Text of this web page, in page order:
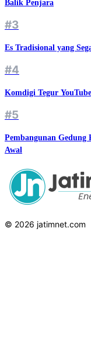
Balik Penjara
#3
Es Tradisional yang
#4
Komdigi Tegur
#5
Pembangunan
Awal
© 2026 jatimnet.com